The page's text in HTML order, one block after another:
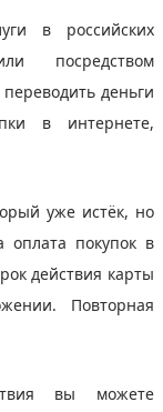
в российских
посредством
деньги
в интернете,
уже истёк, но
оплата покупок в
действия карты
Повторная
вы можете